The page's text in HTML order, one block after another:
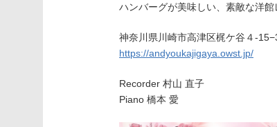
ハンバーグが美味しい、素敵な洋館
神奈川県川崎市高津区梶ケ谷４-
https://andyoukajigaya.owst.jp/
Recorder 村山 直子
Piano 橋本 愛